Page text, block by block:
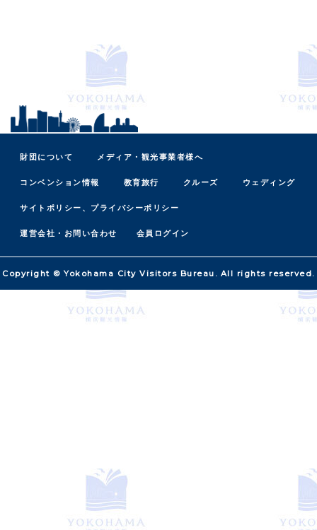
財団について メディア・観光事業者様へ
コンベンション情報 教育旅行 クルーズ ウェディング
サイトポリシー、プライバシーポリシー
運営会社・お問い合わせ 会員ログイン
Copyright © Yokohama City Visitors Bureau. All rights reserved.